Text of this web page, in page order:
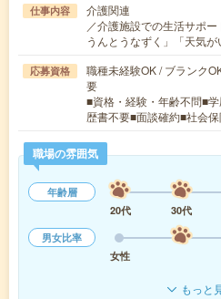
仕事内容
介護関連
／介護施設での生活サポ
うんとうなずく」「天気
応募資格
職種未経験OK / ブランク
要
■資格・経験・年齢不問■
歴書不要■面談確約■社会
職場の雰囲気
年齢層
20代
30代
男女比率
女性
もっと